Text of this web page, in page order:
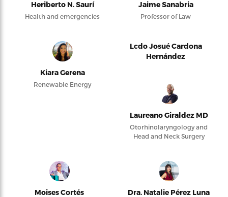
Heriberto N. Saurí
Health and emergencies
Jaime Sanabria
Professor of Law
Kiara Gerena
Renewable Energy
Lcdo Josué Cardona
Hernández
Laureano Giraldez MD
Otorhinolaryngology and
Head and Neck Surgery
Moises Cortés Dra. Natalie Pérez Luna